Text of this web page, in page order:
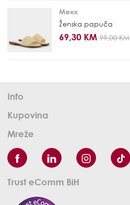
Mexx
Ženska papuča
69,30 KM 99,00 KM
Info
Kupovina
Mreže
Trust eComm BiH